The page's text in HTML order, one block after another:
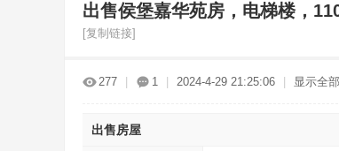
出售侯堡嘉华苑房，电梯楼，
[复制链接]
277 1 2024-4-29 21:25:06 显示全
出售房屋